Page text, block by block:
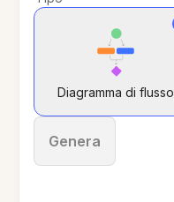
Diagramma di flusso
Genera